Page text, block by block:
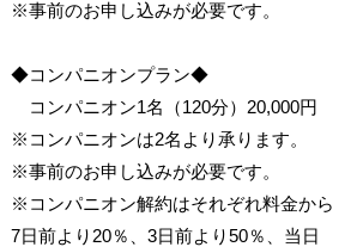
※事前のお申し込みが必要です。
◆コンパニオンプラン◆
コンパニオン1名（120分） 20,000円
※コンパニオンは2名より承ります。
※事前のお申し込みが必要です。
※コンパニオン解約はそれぞれ料金から
7日前より20％、3日前より50％、当日